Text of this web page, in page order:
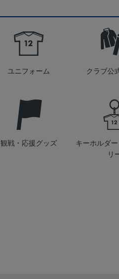
ユニフォーム クラブ公
観戦・応援グッズ
キーホルダ
リ